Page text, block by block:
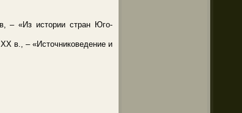
– «Из истории стран Юго-
в., – «Источниковедение и